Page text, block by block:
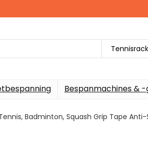
Bespanmachines &
Badminton, Squash Grip Tape